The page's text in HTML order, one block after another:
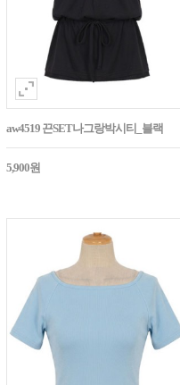
aw4519 끈SET나그랑박시티_블랙
5,900원